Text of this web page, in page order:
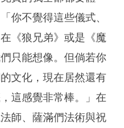
你不覺得這些儀式、
《狼兄弟》或是《魔
只能想像。但倘若你
文化，現在居然還有
這感覺非常棒。」在
師、薩滿們法術與祝